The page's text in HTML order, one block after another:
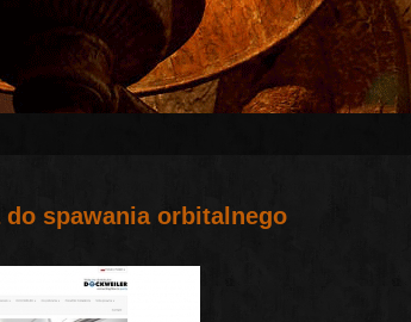
do spawania orbitalnego